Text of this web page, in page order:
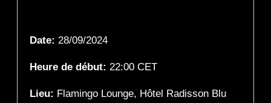
Date: 28/09/2024
Heure de début: 22:00 CET
Lieu: Flamingo Lounge, Hôtel Radisson Blu